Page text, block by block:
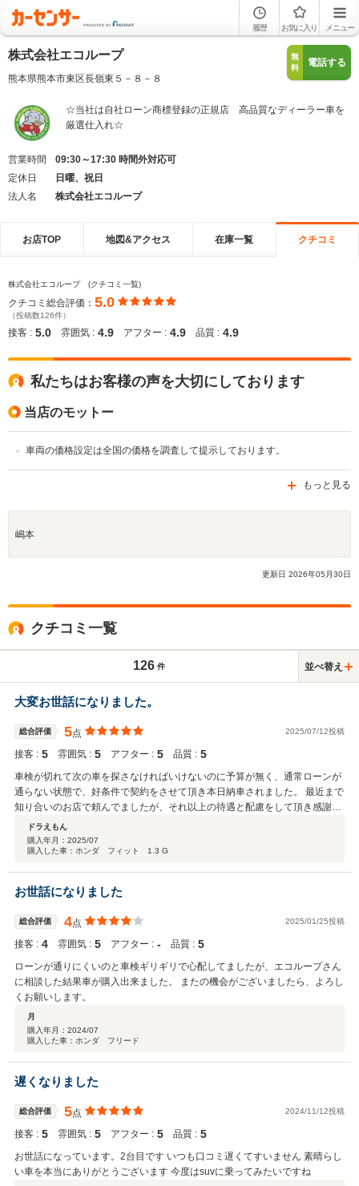
履歴 お気に入り メニュー
株式会社エコループ
熊本県熊本市東区長嶺東５－８－８
無
料
電話する
☆当社は自社ローン商標登録の正規店 高品質なディーラー車を
厳選仕入れ☆
営業時間
09:30～17:30 時間外対応可
定休日
日曜、祝日
法人名
株式会社エコループ
お店TOP 地図&アクセス 在庫一覧 クチコミ
株式会社エコループ (クチコミ一覧)
クチコミ総合評価： 5.0
（投稿数126件）
接客 : 5.0 雰囲気 : 4.9 アフター : 4.9 品質 : 4.9
私たちはお客様の声を大切にしております
当店のモットー
車両の価格設定は全国の価格を調査して提示しております。
もっと見る
嶋本
更新日 2026年05 月30日
クチコミ一覧
126 件 並べ替え
大変お世話になりました。
総合評価 5点 2025/07/12投稿
接客 : 5 雰囲気 : 5 アフター : 5 品質 : 5
車検が切れて次の車を探さなければいけないのに予算が無く、通常ローンが
通らない状態で、好条件で契約をさせて頂き本日納車されました。 最近まで
知り合いのお店で頼んでましたが、それ以上の待遇と配慮をして頂き感謝し
ております。 ありがとうございます。
ドラえもん
購入年月： 2025/07
購入した車：ホンダ フィット 1.3 G
お世話になりました
総合評価 4点 2025/01/25投稿
接客 : 4 雰囲気 : 5 アフター : ‐ 品質 : 5
ローンが通りにくいのと車検ギリギリで心配してましたが、エコループさん
に相談した結果車が購入出来ました。 またの機会がございましたら、よろし
くお願いします。
月
購入年月： 2024/07
購入した車：ホンダ フリード
遅くなりました
総合評価 5点 2024/11/12投稿
接客 : 5 雰囲気 : 5 アフター : 5 品質 : 5
お世話になっています。2台目です いつも口コミ遅くてすいません 素晴らし
い車を本当にありがとうございます 今度はsuvに乗ってみたいですね